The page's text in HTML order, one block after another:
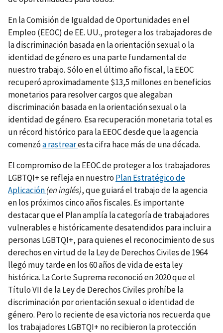
En la Comisión de Igualdad de Oportunidades en el
Empleo (EEOC) de EE. UU., proteger a los trabajadores de
la discriminación basada en la orientación sexual o la
identidad de género es una parte fundamental de
nuestro trabajo. Sólo en el último año fiscal, la EEOC
recuperó aproximadamente $13,5 millones en beneficios
monetarios para resolver cargos que alegaban
discriminación basada en la orientación sexual o la
identidad de género. Esa recuperación monetaria total es
un récord histórico para la EEOC desde que la agencia
comenzóa rastrearesta cifra hace más de una década.
El compromiso de la EEOC de proteger a los trabajadores
LGBTQI+ se refleja en nuestro Plan Estratégico de
Aplicación(en inglés), que guiará el trabajo de la agencia
en los próximos cinco años fiscales. Es importante
destacar que el Plan amplía la categoría de trabajadores
vulnerables e históricamente desatendidos para incluir a
personas LGBTQI+, para quienes el reconocimiento de sus
derechos en virtud de la Ley de Derechos Civiles de 1964
llegó muy tarde en los 60 años de vida de esta ley
histórica. La Corte Suprema reconoció en 2020 que el
Título VII de la Ley de Derechos Civiles prohíbe la
discriminación por orientación sexual o identidad de
género. Pero lo reciente de esa victoria nos recuerda que
los trabajadores LGBTQI+ no recibieron la protección